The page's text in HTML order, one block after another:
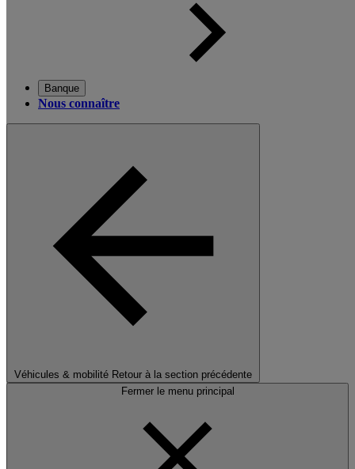
Banque
Nous connaître
Véhicules & mobilité Retour à la section précédente
Fermer le menu principal